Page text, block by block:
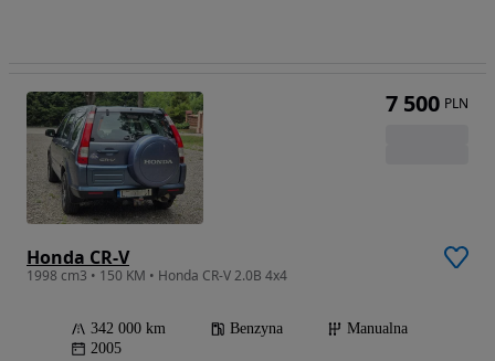
Honda CR-V
1998 cm3 • 150 KM • Honda CR-V 2.0B 4x4
342 000 km Benzyna
Manualna
2005
7 500 PLN